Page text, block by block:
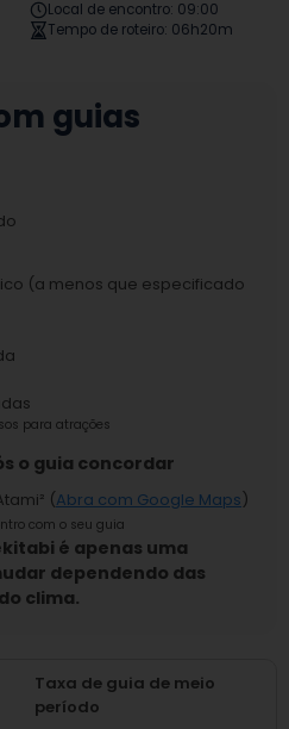
Local de encontro: 09:00
Tempo de roteiro: 06h20m
guias
(a menos que especificado
para atrações
o guia concordar
² (Abra com Google Maps)
com o seu guia
é apenas uma
dependendo das
clima.
Taxa de guia de meio
período